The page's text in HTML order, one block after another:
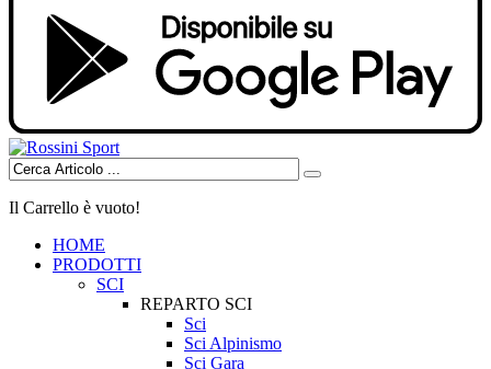
Il Carrello è vuoto!
HOME
PRODOTTI
SCI
REPARTO SCI
Sci
Sci Alpinismo
Sci Gara